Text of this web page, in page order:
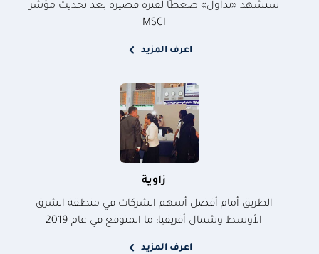
ستشهد «تداول» ضغطًا لفترة قصيرة بعد تحديث مؤشر
MSCI
اعرف المزيد
زاوية
الطريق أمام أفضل أسهم الشركات في منطقة الشرق
الأوسط وشمال أفريقيا: ما المتوقع في عام 2019
اعرف المزيد